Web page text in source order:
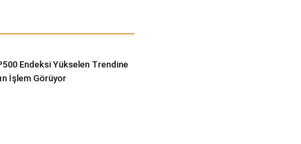
Endeksi Yükselen Trendine
İşlem Görüyor